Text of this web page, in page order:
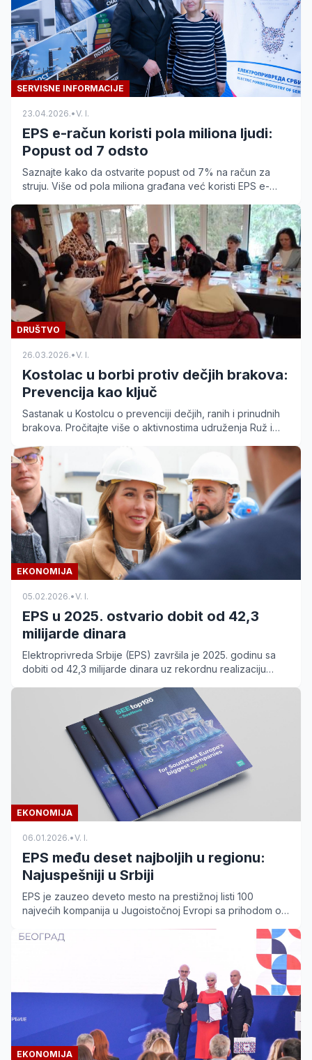
SERVISNE INFORMACIJE
23.04.2026.•V. I.
EPS e-račun koristi pola miliona ljudi:
Popust od 7 odsto
Saznajte kako da ostvarite popust od 7% na račun za
struju. Više od pola miliona građana već koristi EPS e-
DRUŠTVO
26.03.2026.•V. I.
Kostolac u borbi protiv dečjih brakova:
Prevencija kao ključ
Sastanak u Kostolcu o prevenciji dečjih, ranih i prinudnih
brakova. Pročitajte više o aktivnostima udruženja Ruž i
EKONOMIJA
05.02.2026.•V. I.
EPS u 2025. ostvario dobit od 42,3
milijarde dinara
Elektroprivreda Srbije (EPS) završila je 2025. godinu sa
dobiti od 42,3 milijarde dinara uz rekordnu realizaciju
EKONOMIJA
06.01.2026.•V. I.
EPS među deset najboljih u regionu:
Najuspešniji u Srbiji
EPS je zauzeo deveto mesto na prestižnoj listi 100
najvećih kompanija u Jugoistočnoj Evropi sa prihodom od
EKONOMIJA